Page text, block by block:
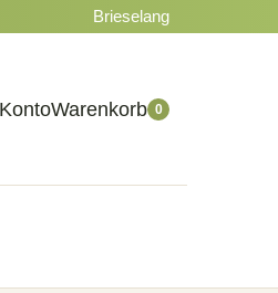
Brieselang
KontoWarenkorb 0